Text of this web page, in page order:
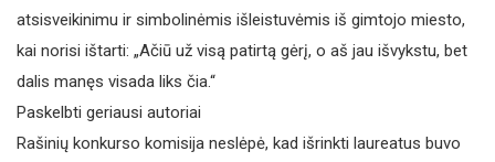
atsisveikinimu ir simbolinėmis išleistuvėmis iš gimtojo miesto,
kai norisi ištarti: „Ačiū už visą patirtą gėrį, o aš jau išvykstu, bet
dalis manęs visada liks čia.“
Paskelbti geriausi autoriai
Rašinių konkurso komisija neslėpė, kad išrinkti laureatus buvo